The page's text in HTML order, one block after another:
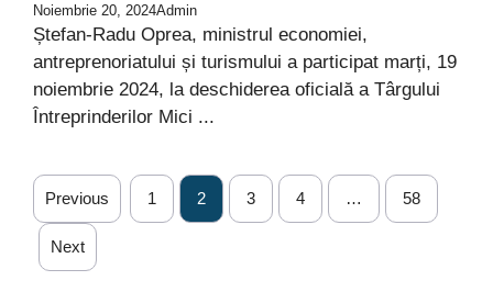
Noiembrie 20, 2024Admin
Ștefan-Radu Oprea, ministrul economiei,
antreprenoriatului și turismului a participat marți, 19
noiembrie 2024, la deschiderea oficială a Târgului
Întreprinderilor Mici ...
Previous 1 2 3 4 … 58
Next